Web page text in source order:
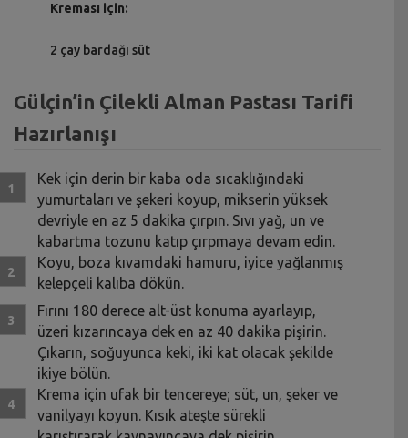
Kreması için:
2 çay bardağı süt
Gülçin’in Çilekli Alman Pastası Tarifi
Hazırlanışı
Kek için derin bir kaba oda sıcaklığındaki
yumurtaları ve şekeri koyup, mikserin yüksek
devriyle en az 5 dakika çırpın. Sıvı yağ, un ve
kabartma tozunu katıp çırpmaya devam edin.
Koyu, boza kıvamdaki hamuru, iyice yağlanmış
kelepçeli kalıba dökün.
Fırını 180 derece alt-üst konuma ayarlayıp,
üzeri kızarıncaya dek en az 40 dakika pişirin.
Çıkarın, soğuyunca keki, iki kat olacak şekilde
ikiye bölün.
Krema için ufak bir tencereye; süt, un, şeker ve
vanilyayı koyun. Kısık ateşte sürekli